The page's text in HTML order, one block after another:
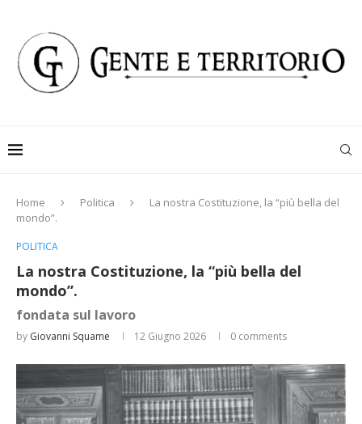
Home Politica
La nostra Costituzione, la “più bella del
mondo”.
POLITICA
La nostra Costituzione, la “più bella del
mondo”.
fondata sul lavoro
by Giovanni Squame 12 Giugno 2026 0 comments